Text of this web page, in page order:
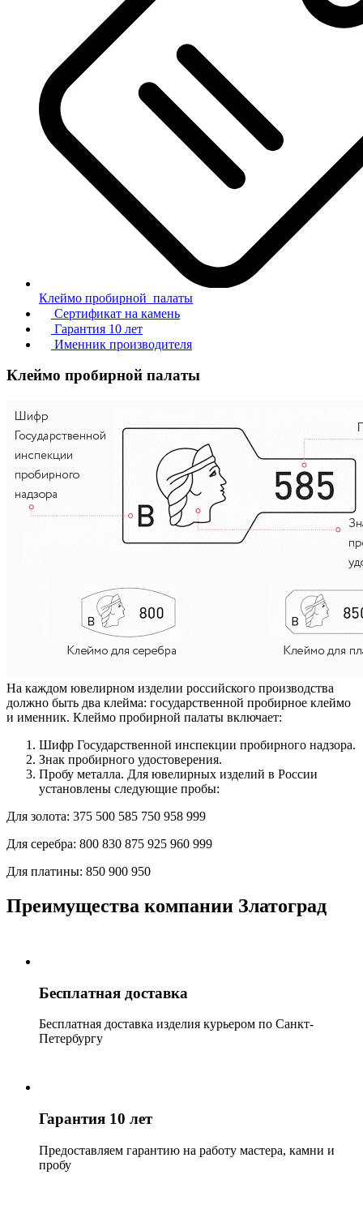
Клеймо пробирной палаты
Сертификат на камень
Гарантия 10 лет
Именник производителя
Клеймо пробирной палаты
На каждом ювелирном изделии российского производства
должно быть два клейма: государственной пробирное клеймо
и именник. Клеймо пробирной палаты включает:
Шифр Государственной инспекции пробирного надзора.
Знак пробирного удостоверения.
Пробу металла. Для ювелирных изделий в России
установлены следующие пробы:
Для золота: 375 500 585 750 958 999
Для серебра: 800 830 875 925 960 999
Для платины: 850 900 950
Преимущества компании Златоград
Бесплатная доставка
Бесплатная доставка изделия курьером по Санкт-
Петербургу
Гарантия 10 лет
Предоставляем гарантию на работу мастера, камни и
пробу